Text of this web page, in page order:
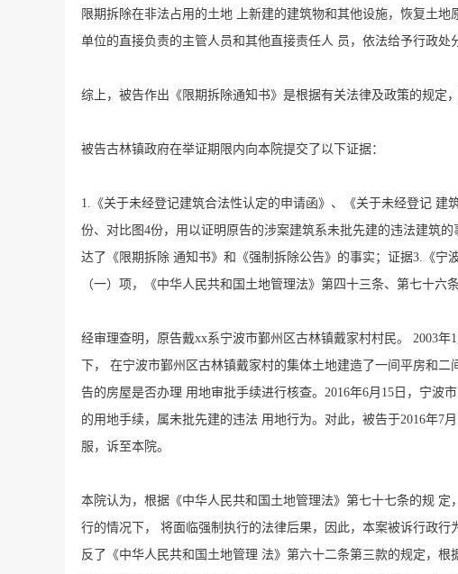
限期拆除在非法占用的土地 上新建的建筑物和其他设施，恢复土
单位的直接负责的主管人员和其他直接责任人 员，依法给予行政
综上，被告作出《限期拆除通知书》是根据有关法律及政策的规定
被告古林镇政府在举证期限内向本院提交了以下证据：
1.《关于未经登记建筑合法性认定的申请函》、《关于未经登记
份、对比图4份，用以证明原告的涉案建筑系未批先建的违法建筑
达了《限期拆除 通知书》和《强制拆除公告》的事实；证据3.《宁
（一）项，《中华人民共和国土地管理法》第四十三条、第七十
经审理查明，原告戴xx系宁波市鄞州区古林镇戴家村村民。 2003
下， 在宁波市鄞州区古林镇戴家村的集体土地建造了一间平房和
告的房屋是否办理 用地审批手续进行核查。2016年6月15日，宁波
的用地手续，属未批先建的违法 用地行为。对此，被告于2016年7
服，诉至本院。
本院认为，根据《中华人民共和国土地管理法》第七十七条的规
行的情况下， 将面临强制执行的法律后果，因此，本案被诉行政
反了《中华人民共和国土地管理 法》第六十二条第三款的规定，